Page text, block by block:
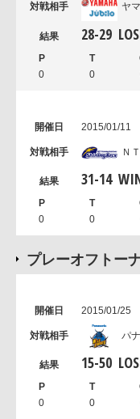
ヤ
28-29
0 0
2015/01/11
Ｎ
31-14
0 0
プレーオフトーナ
2015/01/25
パ
15-50
0 0